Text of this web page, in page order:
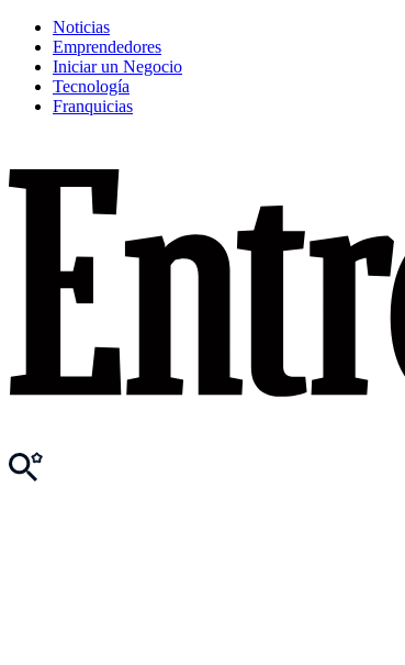
Noticias
Emprendedores
Iniciar un Negocio
Tecnología
Franquicias